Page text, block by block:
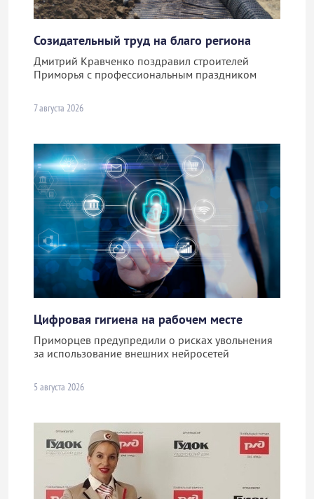
Созидательный труд на благо региона
Дмитрий Кравченко поздравил строителей
Приморья с профессиональным праздником
7 августа 2026
Цифровая гигиена на рабочем месте
Приморцев предупредили о рисках увольнения
за использование внешних нейросетей
5 августа 2026